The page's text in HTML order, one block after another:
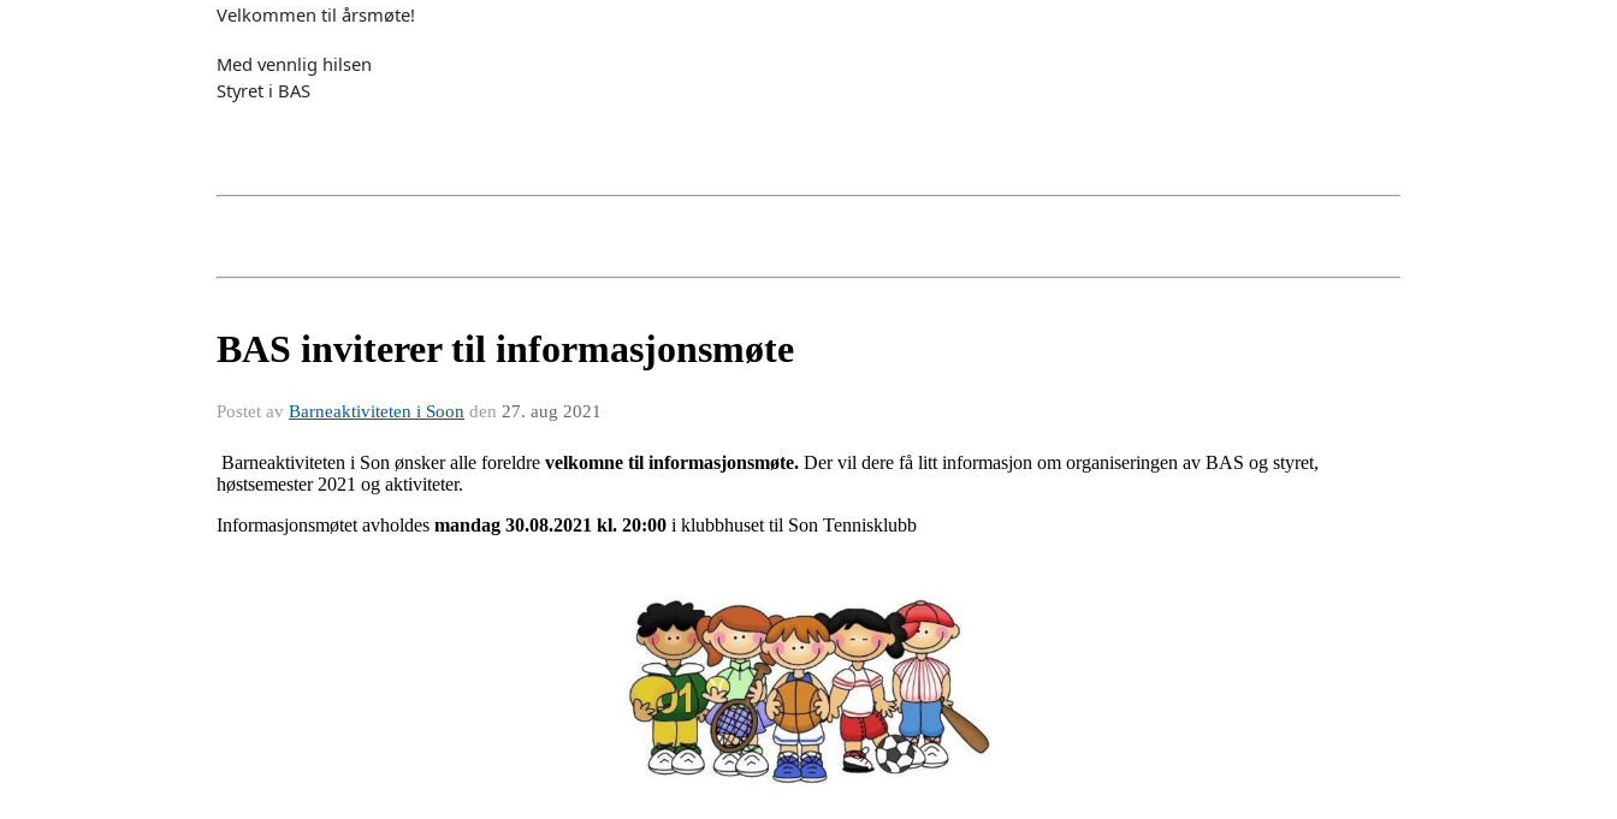
Velkommen til årsmøte!
Med vennlig hilsen
Styret i BAS
BAS inviterer til informasjonsmøte
Postet av Barneaktiviteten i Soon den 27. aug 2021
Barneaktiviteten i Son ønsker alle foreldre velkomne til informasjonsmøte. Der vil dere få litt informasjon om organiseringen av BAS og styret,
høstsemester 2021 og aktiviteter.
Informasjonsmøtet avholdes mandag 30.08.2021 kl. 20:00 i klubbhuset til Son Tennisklubb